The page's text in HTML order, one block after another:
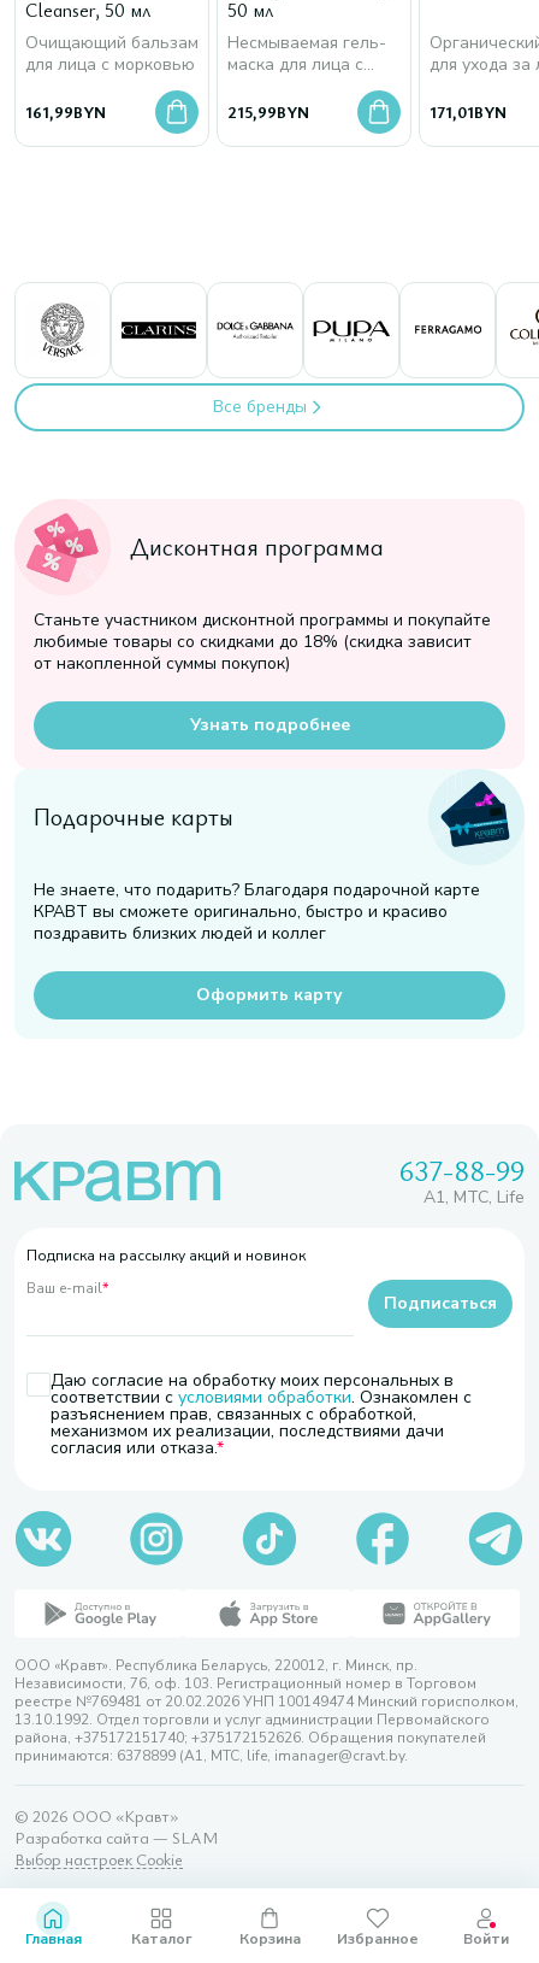
Cleanser, 50 мл
Очищающий бальзам
для лица с морковью
161,99BYN
50 мл
Несмываемая гель-
маска для лица с
морским коллагеном
215,99BYN
для ухода за
171,01BYN
Все бренды
Дисконтная программа
Станьте участником дисконтной программы и покупайте
любимые товары со скидками до 18% (скидка зависит
от накопленной суммы покупок)
Узнать подробнее
Подарочные карты
Не знаете, что подарить? Благодаря подарочной карте
КРАВТ вы сможете оригинально, быстро и красиво
поздравить близких людей и коллег
Оформить карту
637-88-99
A1, МТС, Life
Подписка на рассылку акций и новинок
Ваш e-mail*
Даю согласие на обработку моих персональных в
соответствии с условиями обработки. Ознакомлен с
разъяснением прав, связанных с обработкой,
механизмом их реализации, последствиями дачи
согласия или отказа.
Подписаться
ООО «Кравт». Республика Беларусь, 220012, г. Минск, пр.
Независимости, 76, оф. 103. Регистрационный номер в Торговом
реестре №769481 от 20.02.2026 УНП 100149474 Минский горисполком,
13.10.1992. Отдел торговли и услуг администрации Первомайского
района, +375172151740; +375172152626. Обращения покупателей
принимаются: 6378899 (А1, МТС, life, imanager@cravt.by.
© 2026 ООО «Кравт»
Разработка сайта — SLAM
Выбор настроек Cookie
Главная Каталог Корзина Избранное Войти